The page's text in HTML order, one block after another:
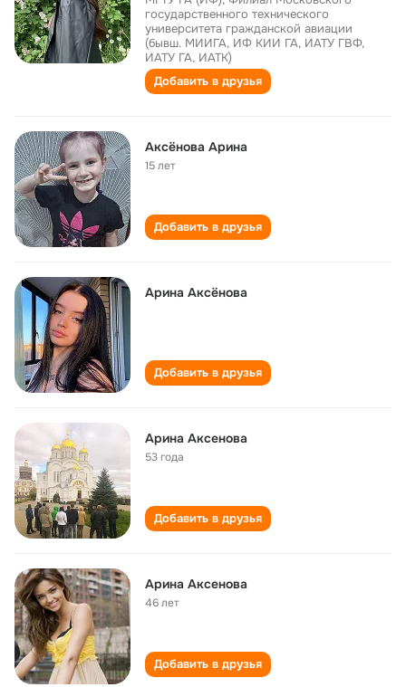
государственного технического
университета гражданской авиации
(бывш. МИИГА, ИФ КИИ ГА, ИАТУ ГВФ,
ИАТУ ГА, ИАТК)
Добавить в друзья
Аксёнова Арина
15 лет
Добавить в друзья
Арина Аксёнова
Добавить в друзья
Арина Аксенова
53 года
Добавить в друзья
Арина Аксенова
46 лет
Добавить в друзья